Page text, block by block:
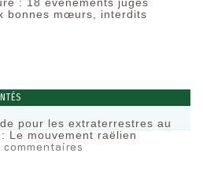
bonnes mœurs, interdits
pour les extraterrestres au
Le mouvement raëlien
commentaires